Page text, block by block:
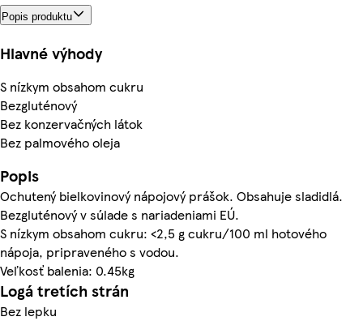
Popis produktu
Hlavné výhody
S nízkym obsahom cukru
Bezgluténový
Bez konzervačných látok
Bez palmového oleja
Popis
Ochutený bielkovinový nápojový prášok. Obsahuje sladidlá.
Bezgluténový v súlade s nariadeniami EÚ.
S nízkym obsahom cukru: <2,5 g cukru/100 ml hotového
nápoja, pripraveného s vodou.
Veľkosť balenia: 0.45kg
Logá tretích strán
Bez lepku